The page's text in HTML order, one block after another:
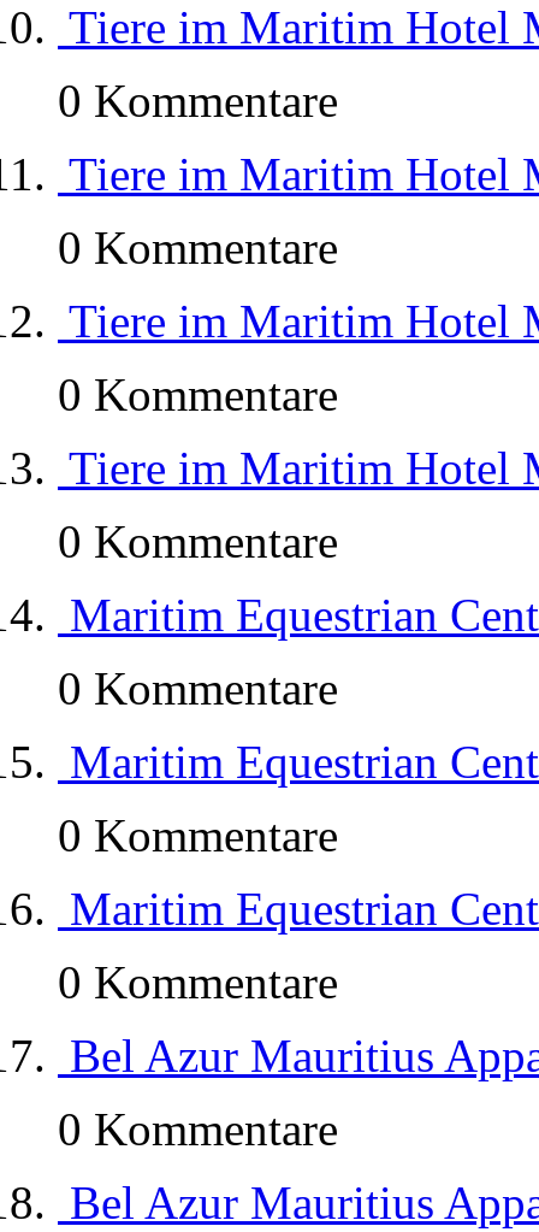
Tiere im Maritim Hotel
0 Kommentare
Tiere im Maritim Hotel
0 Kommentare
Tiere im Maritim Hotel
0 Kommentare
Tiere im Maritim Hotel
0 Kommentare
Maritim Equestrian
0 Kommentare
Maritim Equestrian
0 Kommentare
Maritim Equestrian
0 Kommentare
Bel Azur Mauritius
0 Kommentare
Bel Azur Mauritius